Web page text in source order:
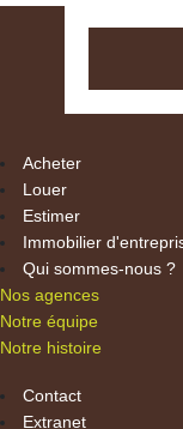
Acheter
Louer
Estimer
Immobilier
Qui sommes-nous ?
Nos agences
Notre équipe
Notre histoire
Contact
Extranet